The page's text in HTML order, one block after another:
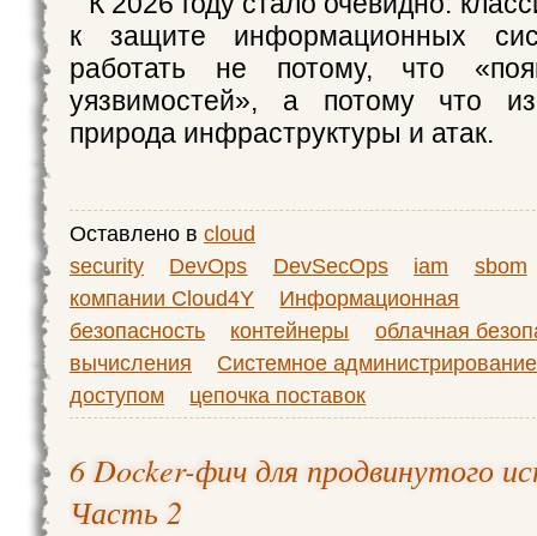
к защите информационных
работать не потому, что
уязвимостей», а потому что
природа инфраструктуры и атак.
Оставлено в cloud
security
DevOps DevSecOps iam
sbom
компании Cloud4Y
Информационная
безопасность
контейнеры
облачная
вычисления
Системное администрирование
доступом
цепочка поставок
6 Docker-фич для продвинутого
Часть 2